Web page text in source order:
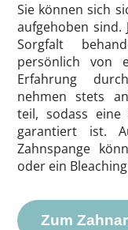
Sie können sich
aufgehoben
Sorgfalt
persönlich von
Erfahrung
nehmen stets
teil, sodass eine
garantiert ist.
Zahnspange
oder ein
Zum